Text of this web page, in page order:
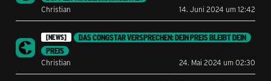
Christian
14. Juni 2024 um 12:42
[NEWS]
DAS CONGSTAR VERSPRECHEN: DEIN PREIS BLEIBT DEIN
PREIS
Christian
24. Mai 2024 um 02:30